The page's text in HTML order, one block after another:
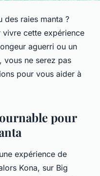
des raies manta ?
vivre cette expérience
aguerri ou un
vous ne serez pas
pour vous aider à
pour
expérience de
Kona, sur Big